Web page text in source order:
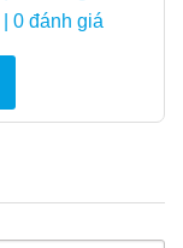
| 0 đánh giá